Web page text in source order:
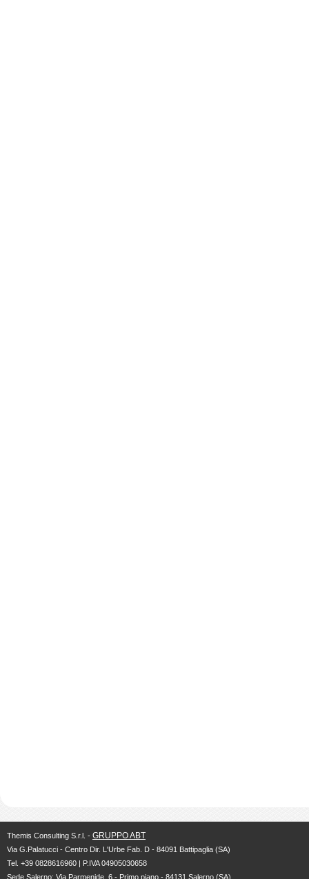
Themis Consulting S.r.l. - GRUPPO ABT
Via G.Palatucci - Centro Dir. L'Urbe Fab. D - 84091 Battipaglia (SA)
Tel. +39 0828616960 | P.IVA 04905030658
Sede Salerno: Via Parmenide, 6 - Primo piano - 84131 Salerno (SA)